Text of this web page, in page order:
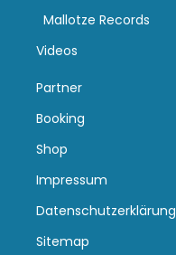
Mallotze Records
Videos
Partner
Booking
Shop
Impressum
Datenschutzerklärung
Sitemap